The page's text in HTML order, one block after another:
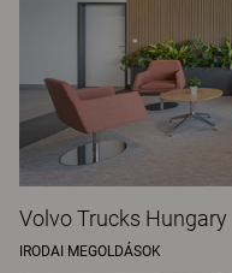
Volvo Trucks Hungary
IRODAI MEGOLDÁSOK